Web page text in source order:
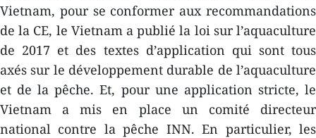
Vietnam, pour se conformer aux recommandations
de la CE, le Vietnam a publié la loi sur l’aquaculture
de 2017 et des textes d’application qui sont tous
axés sur le développement durable de l’aquaculture
et de la pêche. Et, pour une application stricte, le
Vietnam a mis en place un comité directeur
national contre la pêche INN. En particulier, les